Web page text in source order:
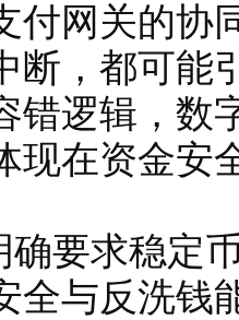
付网关的协
断，都可能
错逻辑，数
现在资金安
要求稳定
全与反洗钱